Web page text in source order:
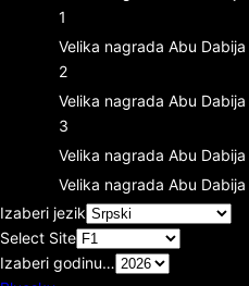
1
Velika nagrada Abu Dabija
2
Velika nagrada Abu Dabija
3
Velika nagrada Abu Dabija
Velika nagrada Abu Dabija
Izaberi jezik
Select Site
Izaberi godinu…